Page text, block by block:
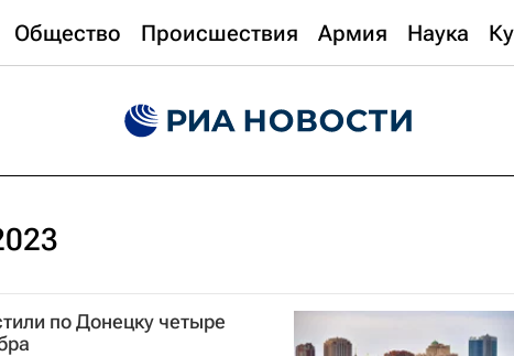
Общество Происшествия Армия Наука
по Донецку четыре